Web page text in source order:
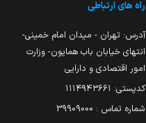
راه های ارتباطی
آدرس: تهران - میدان امام خمینی-
انتهای خیابان باب همایون- وزارت
امور اقتصادی و دارایی
کدپستی: ۱۱۱۴۹۴۳۶۶۱
شماره تماس : 39909000